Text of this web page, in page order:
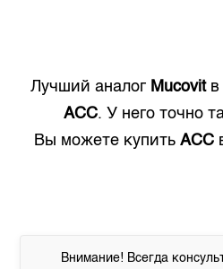
Лучший аналог Mucovitв
ACC. У него точно
Вы можете купить ACC
Внимание! Всегда